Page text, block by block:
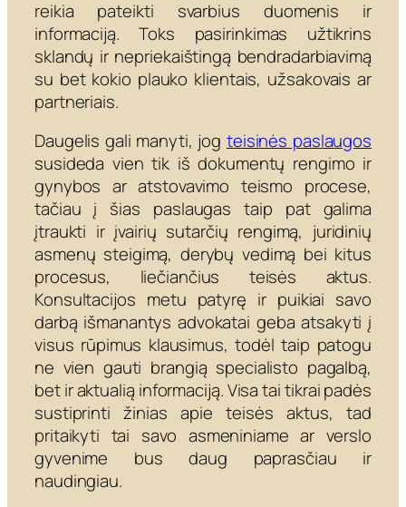
reikia pateikti svarbius duomenis ir
informaciją. Toks pasirinkimas užtikrins
sklandų ir nepriekaištingą bendradarbiavimą
su bet kokio plauko klientais, užsakovais ar
partneriais.
Daugelis gali manyti, jog teisinės paslaugos
susideda vien tik iš dokumentų rengimo ir
gynybos ar atstovavimo teismo procese,
tačiau į šias paslaugas taip pat galima
įtraukti ir įvairių sutarčių rengimą, juridinių
asmenų steigimą, derybų vedimą bei kitus
procesus, liečiančius teisės aktus.
Konsultacijos metu patyrę ir puikiai savo
darbą išmanantys advokatai geba atsakyti į
visus rūpimus klausimus, todėl taip patogu
ne vien gauti brangią specialisto pagalbą,
bet ir aktualią informaciją. Visa tai tikrai padės
sustiprinti žinias apie teisės aktus, tad
pritaikyti tai savo asmeniniame ar verslo
gyvenime bus daug paprasčiau ir
naudingiau.